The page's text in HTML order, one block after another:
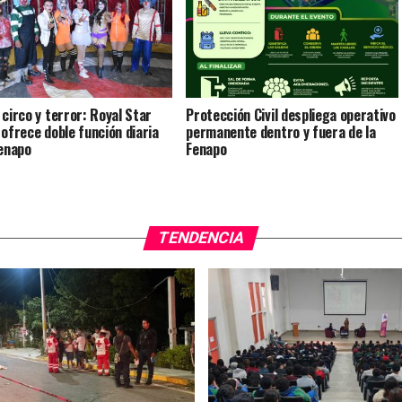
circo y terror: Royal Star
doble función diaria
Protección Civil despliega operativo
permanente dentro y fuera de la
Fenapo
TENDENCIA